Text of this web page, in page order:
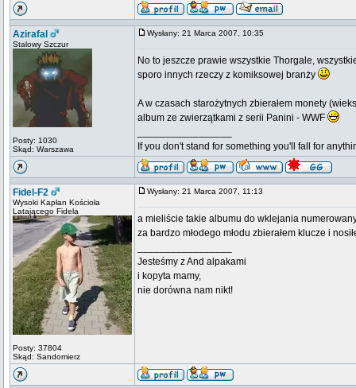
Azirafal
Stalowy Szczur
Posty: 1030
Skąd: Warszawa
Wysłany: 21 Marca 2007, 10:35
No to jeszcze prawie wszystkie Thorgale,
sporo innych rzeczy z komiksowej branży
A w czasach starożytnych zbierałem monety
album ze zwierzątkami z serii Panini - WWF
If you don't stand for something you'll fall for
Fidel-F2
Wysoki Kapłan Kościoła
Latającego Fidela
Posty: 37804
Skąd: Sandomierz
Wysłany: 21 Marca 2007, 11:13
a mieliście takie albumu do wklejania
za bardzo młodego młodu zbierałem klucze i
Jesteśmy z And alpakami
i kopyta mamy,
nie dorówna nam nikt!